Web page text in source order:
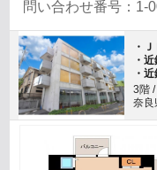
問い合わせ番号：1-
・
・
・
3階
奈良